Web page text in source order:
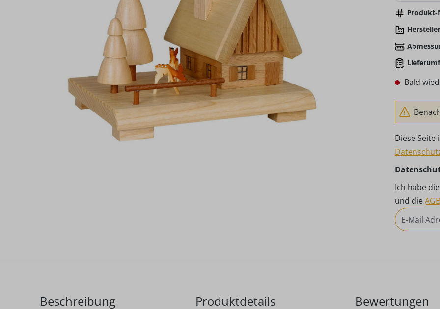
Produkt-
Bald
Diese Seite
Ich habe die
und die AGB
Beschreibung Produktdetails Bewertungen